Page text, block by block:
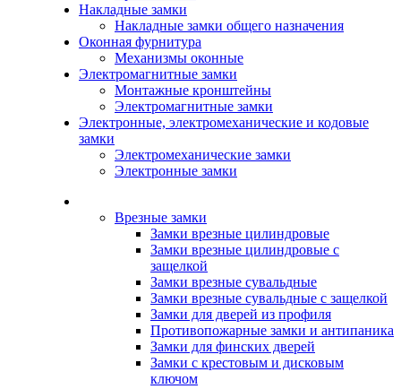
Накладные замки
Накладные замки общего назначения
Оконная фурнитура
Механизмы оконные
Электромагнитные замки
Монтажные кронштейны
Электромагнитные замки
Электронные, электромеханические и кодовые
замки
Электромеханические замки
Электронные замки
Врезные замки
Замки врезные цилиндровые
Замки врезные цилиндровые с
защелкой
Замки врезные сувальдные
Замки врезные сувальдные с защелкой
Замки для дверей из профиля
Противопожарные замки и антипаника
Замки для финских дверей
Замки с крестовым и дисковым
ключом